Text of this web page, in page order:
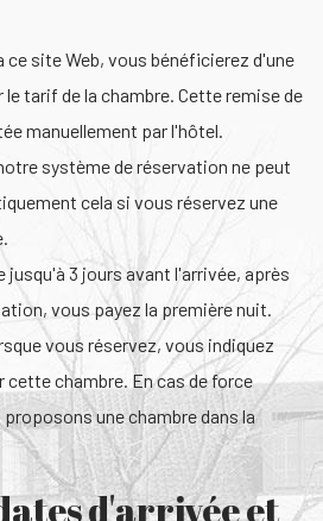
ce site Web, vous bénéficierez d'une
tarif de la chambre. Cette remise de
manuellement par l'hôtel.
système de réservation ne peut
cela si vous réservez une
3 jours avant l'arrivée, après
vous payez la première nuit.
vous réservez, vous indiquez
cette chambre. En cas de force
une chambre dans la
d'arrivée et